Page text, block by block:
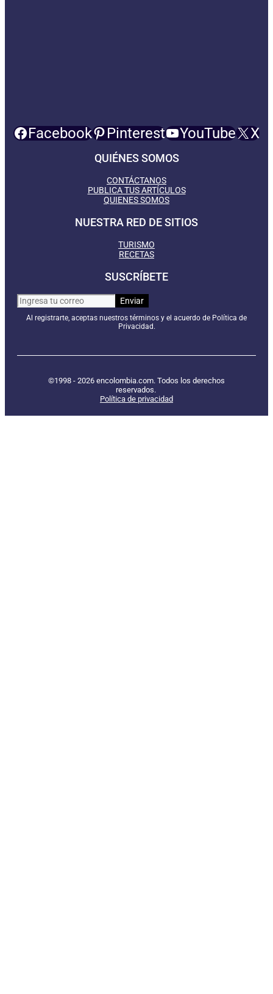
Facebook Pinterest YouTube X
QUIÉNES SOMOS
CONTÁCTANOS
PUBLICA TUS ARTÍCULOS
QUIENES SOMOS
NUESTRA RED DE SITIOS
TURISMO
RECETAS
SUSCRÍBETE
Al registrarte, aceptas nuestros términos y el acuerdo de Política de
Privacidad.
©1998 - 2026 encolombia.com. Todos los derechos
reservados.
Política de privacidad